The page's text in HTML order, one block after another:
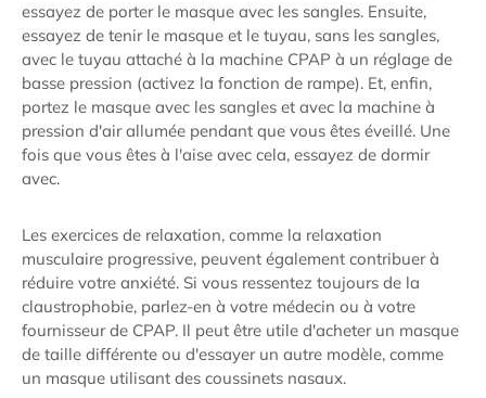
essayez de porter le masque avec les sangles. Ensuite,
essayez de tenir le masque et le tuyau, sans les sangles,
avec le tuyau attaché à la machine CPAP à un réglage de
basse pression (activez la fonction de rampe). Et, enfin,
portez le masque avec les sangles et avec la machine à
pression d'air allumée pendant que vous êtes éveillé. Une
fois que vous êtes à l'aise avec cela, essayez de dormir
avec.
Les exercices de relaxation, comme la relaxation
musculaire progressive, peuvent également contribuer à
réduire votre anxiété. Si vous ressentez toujours de la
claustrophobie, parlez-en à votre médecin ou à votre
fournisseur de CPAP. Il peut être utile d'acheter un masque
de taille différente ou d'essayer un autre modèle, comme
un masque utilisant des coussinets nasaux.